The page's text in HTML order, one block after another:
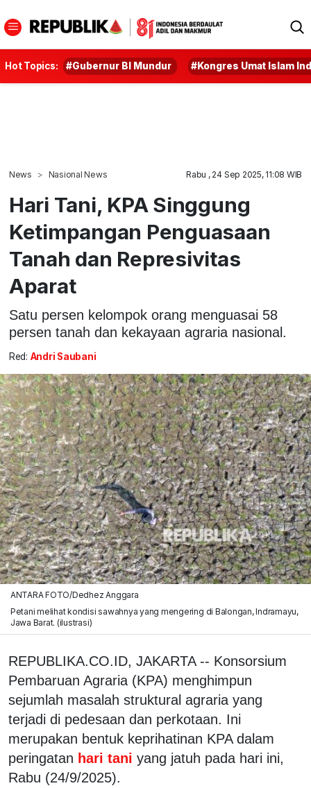
Hot Topics: #Gubernur BI Mundur #Kongres Umat Islam
News Nasional News Rabu , 24 Sep 2025, 11:08 WIB
Hari Tani, KPA Singgung
Ketimpangan Penguasaan
Tanah dan Represivitas
Aparat
Satu persen kelompok orang menguasai 58
persen tanah dan kekayaan agraria nasional.
Red: Andri Saubani
ANTARA FOTO/Dedhez Anggara
Petani melihat kondisi sawahnya yang mengering di Balongan, Indramayu,
Jawa Barat. (ilustrasi)
REPUBLIKA.CO.ID, JAKARTA -- Konsorsium
Pembaruan Agraria (KPA) menghimpun
sejumlah masalah struktural agraria yang
terjadi di pedesaan dan perkotaan. Ini
merupakan bentuk keprihatinan KPA dalam
peringatan hari tani yang jatuh pada hari ini,
Rabu (24/9/2025).